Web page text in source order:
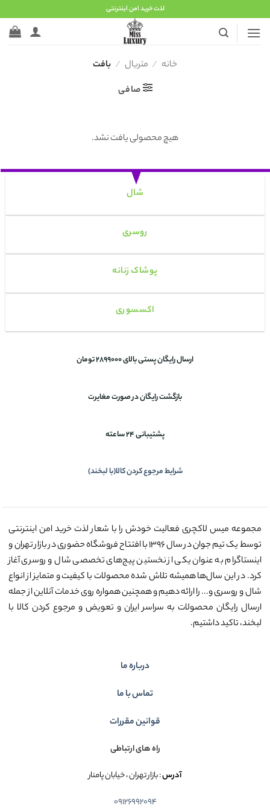
to
content
لذت خرید امن اینترنتی
خانه / متریال / بافت
صافی
هیچ محصولی یافت نشد.
شال
روسری
پوشاک زنانه
اکسسوری
ارسال رایگان پستی بالای 2899000 تومان
بازگشت رایگان در صورت مغایرت
پشتیبانی 24 ساعته
شرایط مرجوع کردن کالا(با لبخند)
مجموعه میس لاکچری فعالیت خودش را با شعار لذت خرید امن اینترنتی
توسط یک تیم جوان در سال ۱۳۹۶ با افتتاح فروشگاه حضوری در بازار تهران و
اینستاگرام به عنوان یکی از نخستین پیج‌های تخصصی شال و روسری آغاز
کرد. در این سال‌ها همیشه تلاش شده محصولات با کیفیت و متمایز از انواع
شال و روسری و... را ارائه دهیم و همچنین همواره روی خدمات آنلاین از جمله
ارسال رایگان محصولات به سراسر ایران و تعویض و مرجوع کردن کالا با
لبخند، تاکید داشتیم.
درباره ما
تماس با ما
قوانین مقررات
راه های ارتباطی
آدرس: بازار تهران ، خیابان پامنار
09126992094